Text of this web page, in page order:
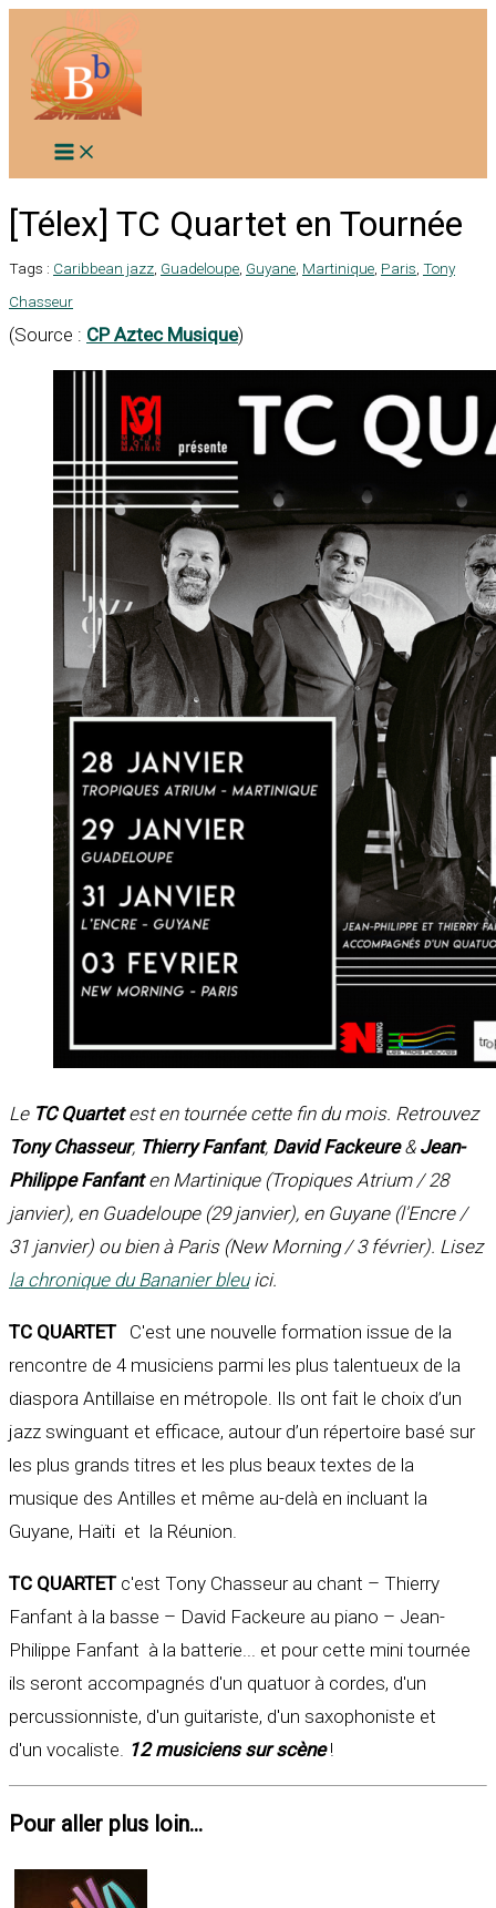
contenu
[Télex] TC Quartet en Tournée
Tags : Caribbean jazz, Guadeloupe, Guyane, Martinique, Paris, Tony
Chasseur
(Source : CP Aztec Musique)
Le TC Quartetest en tournée cette fin du mois. Retrouvez
Tony Chasseur, Thierry Fanfant, David Fackeure& Jean-
Philippe Fanfanten Martinique (Tropiques Atrium / 28
janvier), en Guadeloupe (29 janvier), en Guyane (l'Encre /
31 janvier) ou bien à Paris (New Morning / 3 février). Lisez
la chronique du Bananier bleuici.
TC QUARTETC'est une nouvelle formation issue de la
rencontre de 4 musiciens parmi les plus talentueux de la
diaspora Antillaise en métropole. Ils ont fait le choix d’un
jazz swinguant et efficace, autour d’un répertoire basé sur
les plus grands titres et les plus beaux textes de la
musique des Antilles et même au-delà en incluant la
Guyane, Haïti et la Réunion.
TC QUARTETc'est Tony Chasseur au chant – Thierry
Fanfant à la basse – David Fackeure au piano – Jean-
Philippe Fanfant à la batterie... et pour cette mini tournée
ils seront accompagnés d'un quatuor à cordes, d'un
percussionniste, d'un guitariste, d'un saxophoniste et
d'un vocaliste. 12 musiciens sur scène!
Pour aller plus loin...